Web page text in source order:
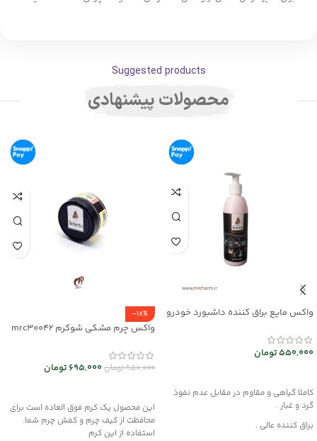
Suggested products
محصولات پیشنهادی
واکس مایع براق کننده داشبورد خودرو
550,000تومان
کاملا گیاهی و مقاوم در مقابل عدم نفوذ
گرد و غبار .
براق کننده عالی .
-18%
واکس چرم مشکی شوکرم mrc30042
850,000تومان695,000 تومان
این محصول یک کرم فوق العاده است برای
محافظت از کیف چرم و کفش چرم شما.
استفاده از این کرم